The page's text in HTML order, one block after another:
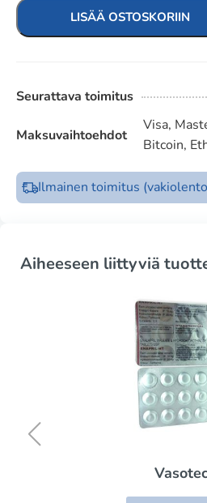
LISÄÄ OSTOSKORIIN
Seurattava toimitus
Maksuvaihtoehdot
Visa,
Bitcoin,
Ilmainen toimitus
Aiheeseen liittyviä